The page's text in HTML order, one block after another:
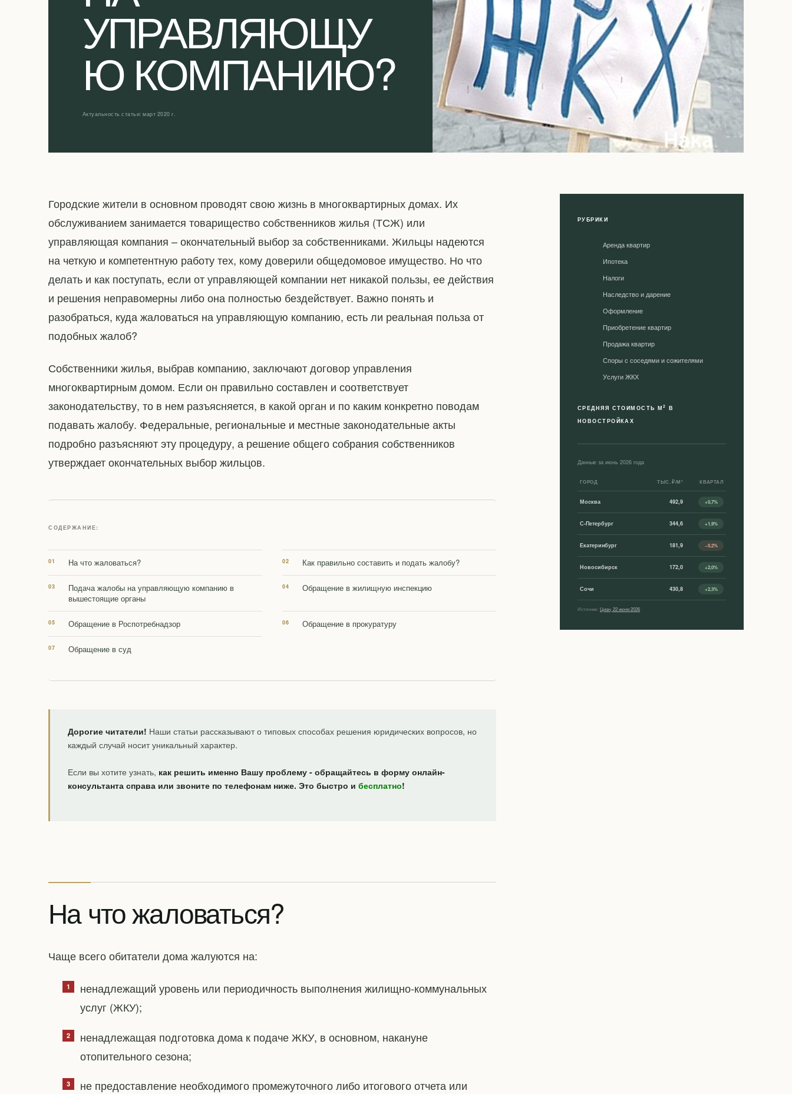
УПРАВЛЯЮЩУ
Ю КОМПАНИЮ?
Актуальность статьи: март 2020 г.
Городские жители в основном проводят свою жизнь в многоквартирных домах. Их
обслуживанием занимается товарищество собственников жилья (ТСЖ) или
управляющая компания – окончательный выбор за собственниками. Жильцы надеются
на четкую и компетентную работу тех, кому доверили общедомовое имущество. Но что
делать и как поступать, если от управляющей компании нет никакой пользы, ее действия
и решения неправомерны либо она полностью бездействует. Важно понять и
разобраться, куда жаловаться на управляющую компанию, есть ли реальная польза от
подобных жалоб?
Собственники жилья, выбрав компанию, заключают договор управления
многоквартирным домом. Если он правильно составлен и соответствует
законодательству, то в нем разъясняется, в какой орган и по каким конкретно поводам
подавать жалобу. Федеральные, региональные и местные законодательные акты
подробно разъясняют эту процедуру, а решение общего собрания собственников
утверждает окончательных выбор жильцов.
СОДЕРЖАНИЕ:
На что жаловаться? Как правильно составить и подать жалобу?
Подача жалобы на управляющую компанию в
вышестоящие органы
Обращение в жилищную инспекцию
Обращение в Роспотребнадзор Обращение в прокуратуру
Обращение в суд
Дорогие читатели! Наши статьи рассказывают о типовых способах решения юридических вопросов, но
каждый случай носит уникальный характер.
Если вы хотите узнать, как решить именно Вашу проблему - обращайтесь в форму онлайн-
консультанта справа или звоните по телефонам ниже. Это быстро и бесплатно!
На что жаловаться?
Чаще всего обитатели дома жалуются на:
ненадлежащий уровень или периодичность выполнения жилищно-коммунальных
услуг (ЖКУ);
ненадлежащая подготовка дома к подаче ЖКУ, в основном, накануне
отопительного сезона;
не предоставление необходимого промежуточного либо итогового отчета или
РУБРИКИ
Аренда квартир
Ипотека
Налоги
Наследство и дарение
Оформление
Приобретение квартир
Продажа квартир
Споры с соседями и сожителями
Уcлуги ЖКХ
СРЕДНЯЯ СТОИМОСТЬ М2 В
НОВОСТРОЙКАХ
Данные за июнь 2026 года
ГОРОД ТЫС. ₽/М² КВАРТАЛ
Москва 492,9 +0,7%
С-Петербург 344,6 +1,9%
Екатеринбург 181,9 −0,2%
Новосибирск 172,0 +2,0%
Сочи 430,8 +2,3%
Источник:Циан, 22 июня 2026